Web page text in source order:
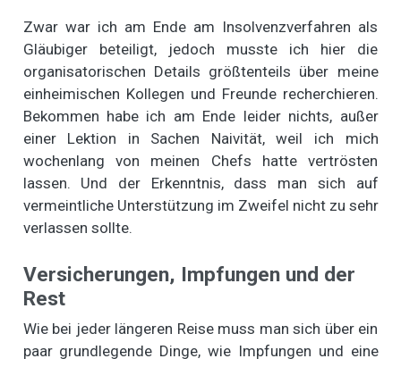
Zwar war ich am Ende am Insolvenzverfahren als
Gläubiger beteiligt, jedoch musste ich hier die
organisatorischen Details größtenteils über meine
einheimischen Kollegen und Freunde recherchieren.
Bekommen habe ich am Ende leider nichts, außer
einer Lektion in Sachen Naivität, weil ich mich
wochenlang von meinen Chefs hatte vertrösten
lassen. Und der Erkenntnis, dass man sich auf
vermeintliche Unterstützung im Zweifel nicht zu sehr
verlassen sollte.
Versicherungen, Impfungen und der
Rest
Wie bei jeder längeren Reise muss man sich über ein
paar grundlegende Dinge, wie Impfungen und eine